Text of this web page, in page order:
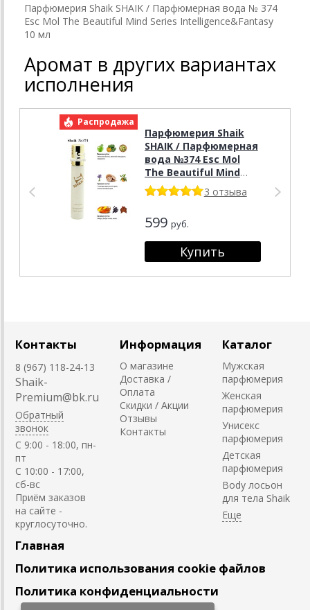
Парфюмерия Shaik SHAIK / Парфюмерная вода № 374
Esc Mol The Beautiful Mind Series Intelligence&Fantasy
10 мл
Аромат в других вариантах
исполнения
Распродажа
Парфюмерия Shaik
SHAIK / Парфюмерная
вода №374 Esc Mol
The Beautiful Mind
Series
Intelligence&Fantasy,
3 отзыва
599 руб.
Контакты
8 (967) 118-24-13
Shaik-
Premium@bk.ru
Обратный
звонок
C 9:00 - 18:00, пн-
пт
С 10:00 - 17:00,
сб-вс
Приём заказов
на сайте -
круглосуточно.
Информация
О магазине
Доставка /
Оплата
Скидки / Акции
Отзывы
Контакты
Каталог
Мужская
парфюмерия
Женская
парфюмерия
Унисекс
парфюмерия
Детская
парфюмерия
Body лосьон
для тела Shaik
Главная
Политика использования cookie файлов
Политика конфиденциальности